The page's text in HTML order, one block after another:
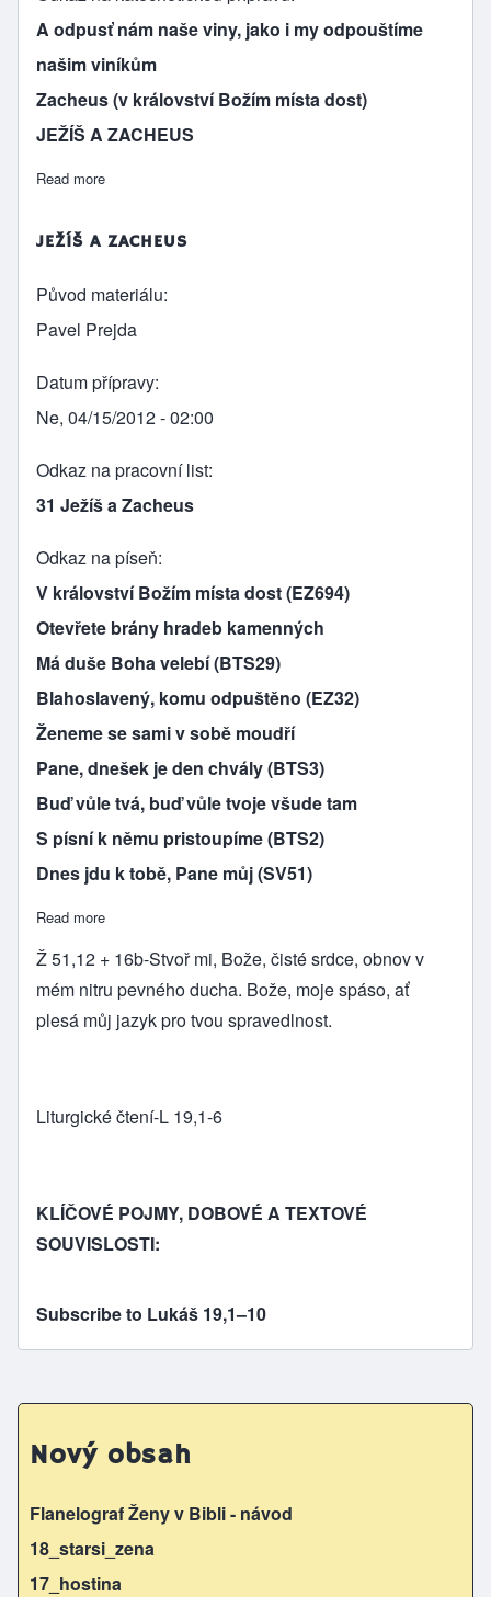
A odpusť nám naše viny, jako i my odpouštíme
našim viníkům
Zacheus (v království Božím místa dost)
JEŽÍŠ A ZACHEUS
Read more
JEŽÍŠ A ZACHEUS
Původ materiálu
Pavel Prejda
Datum přípravy
Ne, 04/15/2012 - 02:00
Odkaz na pracovní list
31 Ježíš a Zacheus
Odkaz na píseň
V království Božím místa dost (EZ694)
Otevřete brány hradeb kamenných
Má duše Boha velebí (BTS29)
Blahoslavený, komu odpuštěno (EZ32)
Ženeme se sami v sobě moudří
Pane, dnešek je den chvály (BTS3)
Buď vůle tvá, buď vůle tvoje všude tam
S písní k němu pristoupíme (BTS2)
Dnes jdu k tobě, Pane můj (SV51)
Read more
Ž 51,12 + 16b-Stvoř mi, Bože, čisté srdce, obnov v
mém nitru pevného ducha. Bože, moje spáso, ať
plesá můj jazyk pro tvou spravedlnost.
Liturgické čtení-L 19,1-6
KLÍČOVÉ POJMY, DOBOVÉ A TEXTOVÉ
SOUVISLOSTI:
Subscribe to Lukáš 19,1–10
Nový obsah
Flanelograf Ženy v Bibli - návod
18_starsi_zena
17_hostina